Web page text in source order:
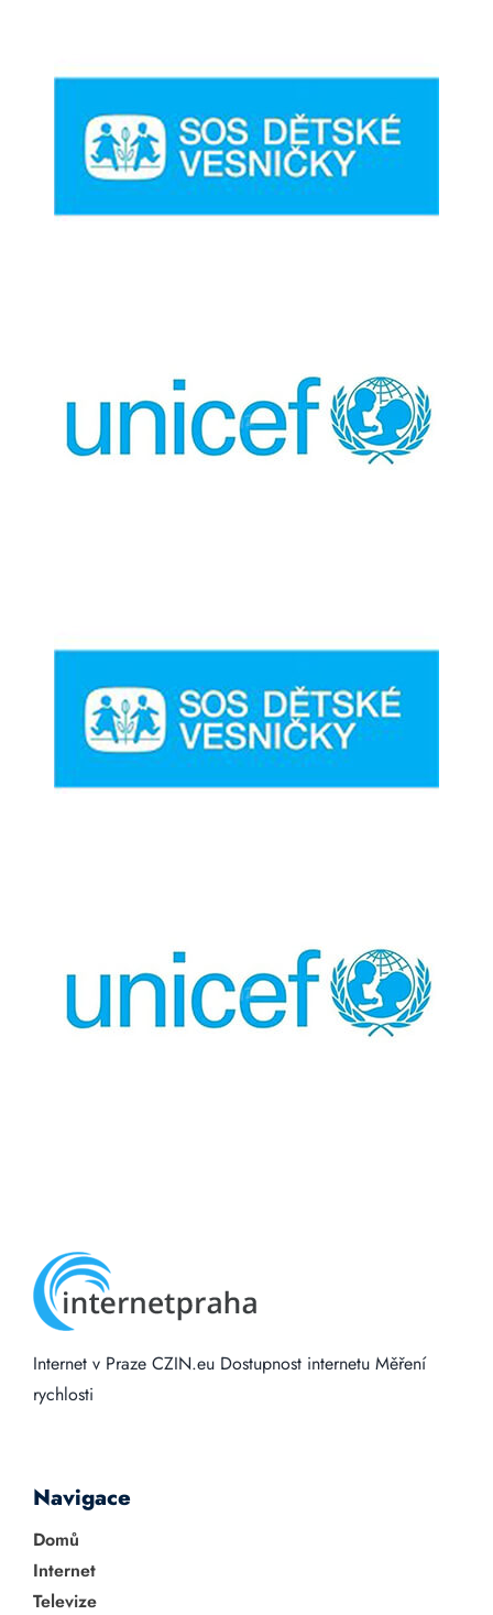
Internet v Praze CZIN.eu Dostupnost internetu Měření
rychlosti
Navigace
Domů
Internet
Televize